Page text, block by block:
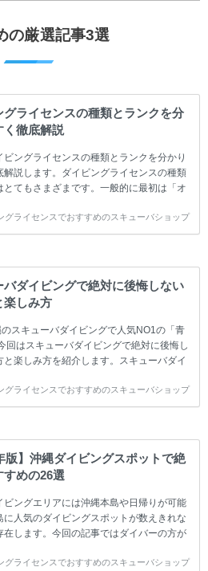
の厳選記事3選
グライセンスの種類とランクを分
く徹底解説
ビングライセンスの種類とランクを分かり
解説します。ダイビングライセンスの種類
とてもさまざまです。一般的に最初は「オ
ングのライセンスカードはダイビングの教
くは指導団体が発行しています。教育機関
育成・指導や安全管理、環境保全などの活
ます。 ダイビングライセンスの種類はエン
ルのライセンスからプロレベルのライセン
ク分けされています。各教育機関(指導団
ライセンスカードの名称、トレーニング内
ありま...
グライセンスでおすすめのスキューバショップ
バダイビングで絶対に後悔しない
楽しみ方
スキューバダイビングで人気NO1の「青
回はスキューバダイビングで絶対に後悔し
と楽しみ方を紹介します。スキューバダイ
て間もない初心者の方に必見の内容です。
ダイビングの始め方と楽しみ方について学
と、せっかく楽しみにしていたスキューバ
が台無しになり後悔することになってしま
ません。 又、スキューバダイビングは事故
あるスポーツでもあります。もしかしたら
をしてしまうかもしれません。 今回は現地
...
グライセンスでおすすめのスキューバショップ
版】沖縄ダイビングスポットで絶
すめの26選
ビングエリアには沖縄本島や日帰りが可能
に人気のダイビングスポットが数えきれな
在します。今回の記事ではダイバーの方が
を紹介します。 当スクールは、沖縄本島で
グライセンスでおすすめのスキューバショップ